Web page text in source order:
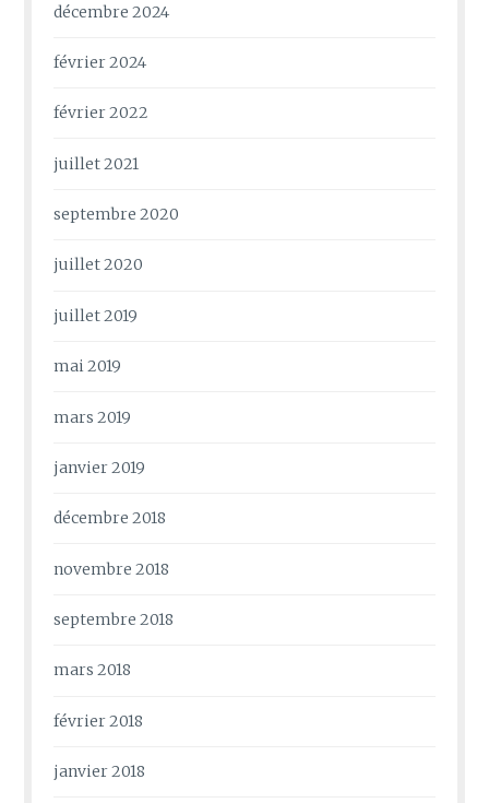
décembre 2024
février 2024
février 2022
juillet 2021
septembre 2020
juillet 2020
juillet 2019
mai 2019
mars 2019
janvier 2019
décembre 2018
novembre 2018
septembre 2018
mars 2018
février 2018
janvier 2018